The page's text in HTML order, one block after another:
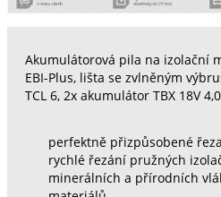
Akumulátorová pila na izolační
EBI-Plus, lišta se zvlněným
TCL 6, 2x akumulátor TBX 18V
perfektně přizpůsobené
rychlé řezání pružných
minerálních a přírodních